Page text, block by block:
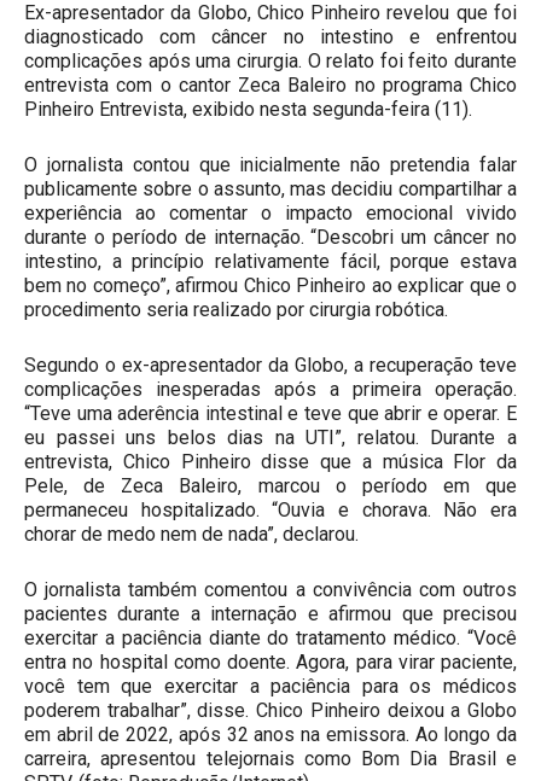
Ex-apresentador da Globo, Chico Pinheiro revelou que foi
diagnosticado com câncer no intestino e enfrentou
complicações após uma cirurgia. O relato foi feito durante
entrevista com o cantor Zeca Baleiro no programa Chico
Pinheiro Entrevista, exibido nesta segunda-feira (11).
O jornalista contou que inicialmente não pretendia falar
publicamente sobre o assunto, mas decidiu compartilhar a
experiência ao comentar o impacto emocional vivido
durante o período de internação. “Descobri um câncer no
intestino, a princípio relativamente fácil, porque estava
bem no começo”, afirmou Chico Pinheiro ao explicar que o
procedimento seria realizado por cirurgia robótica.
Segundo o ex-apresentador da Globo, a recuperação teve
complicações inesperadas após a primeira operação.
“Teve uma aderência intestinal e teve que abrir e operar. E
eu passei uns belos dias na UTI”, relatou. Durante a
entrevista, Chico Pinheiro disse que a música Flor da
Pele, de Zeca Baleiro, marcou o período em que
permaneceu hospitalizado. “Ouvia e chorava. Não era
chorar de medo nem de nada”, declarou.
O jornalista também comentou a convivência com outros
pacientes durante a internação e afirmou que precisou
exercitar a paciência diante do tratamento médico. “Você
entra no hospital como doente. Agora, para virar paciente,
você tem que exercitar a paciência para os médicos
poderem trabalhar”, disse. Chico Pinheiro deixou a Globo
em abril de 2022, após 32 anos na emissora. Ao longo da
carreira, apresentou telejornais como Bom Dia Brasil e